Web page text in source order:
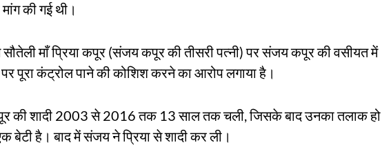
की गई थी।
माँ प्रिया कपूर (संजय कपूर की तीसरी पत्नी) पर संजय कपूर की वसीयत में
पूरा कंट्रोल पाने की कोशिश करने का आरोप लगाया है।
की शादी 2003 से 2016 तक 13 साल तक चली, जिसके बाद उनका तलाक हो
बेटी है। बाद में संजय ने प्रिया से शादी कर ली।